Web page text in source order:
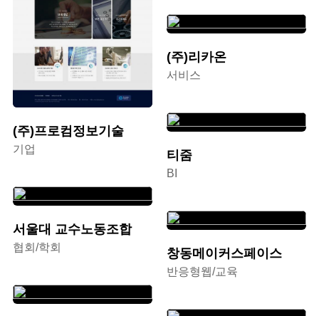
(주)프로컴정보기술
기업
(주)리카온
서비스
티줌
BI
서울대 교수노동조합
협회/학회 창동메이커스페이스
반응형웹/교육